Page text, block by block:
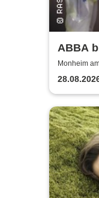
ABBA
Monheim